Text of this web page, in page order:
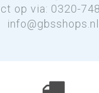
op via: 0320-
info@gbsshops.nl